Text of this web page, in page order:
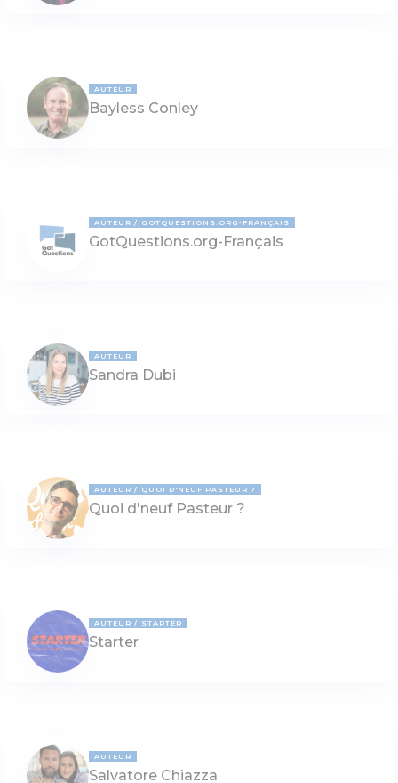
AUTEUR
Bayless Conley
AUTEUR GOTQUESTIONS.ORG-FRANÇAIS
GotQuestions.org-Français
AUTEUR
Sandra Dubi
AUTEUR QUOI D'NEUF PASTEUR ?
Quoi d'neuf Pasteur ?
AUTEUR STARTER
Starter
AUTEUR
Salvatore Chiazza